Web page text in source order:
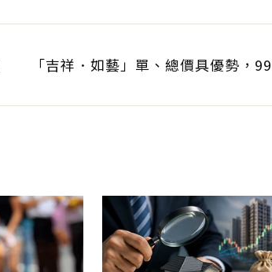
「吉祥．如藝」單、總價具優勢，